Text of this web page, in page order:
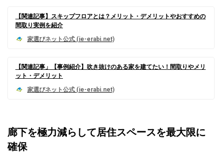
【関連記事】スキップフロアとは？メリット・デメリットやおすすめの
間取り実例を紹介
【関連記事」【事例紹介】吹き抜けのある家を建てたい！間取りやメリ
ット・デメリット
廊下を極力減らして居住スペースを最大限に
確保